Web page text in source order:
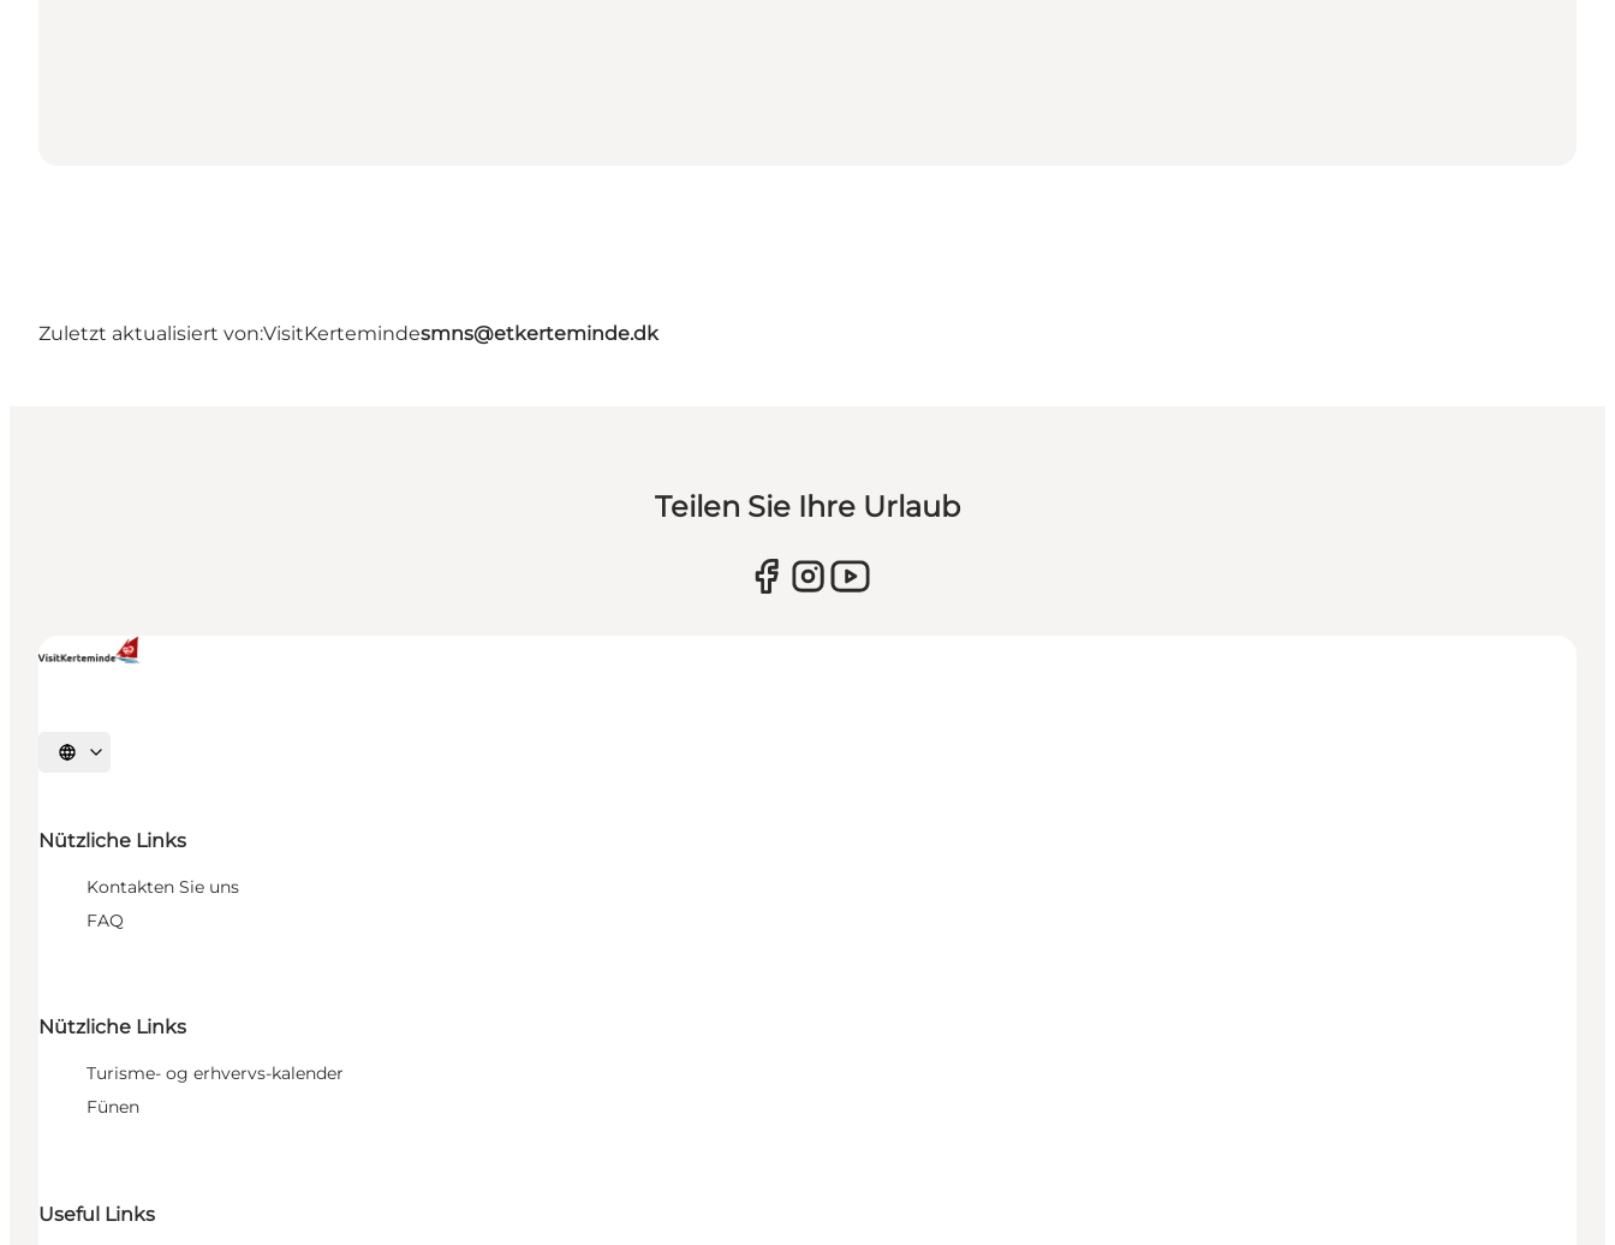
Zuletzt aktualisiert von:VisitKertemindesmns@etkerteminde.dk
Teilen Sie Ihre Urlaub
Sprache auswählen
Nützliche Links
Kontakten Sie uns
FAQ
Nützliche Links
Turisme- og erhvervs-kalender
Fünen
Useful Links